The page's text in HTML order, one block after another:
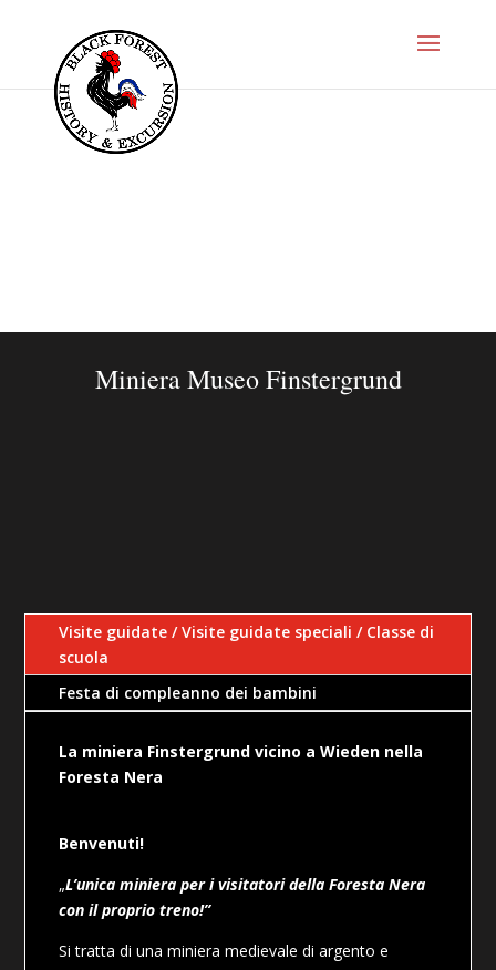
Visite guidate / Visite guidate speciali / Classe di
scuola
Festa di compleanno dei bambini
La miniera Finstergrund vicino a Wieden nella
Foresta Nera
Benvenuti!
„L’unica miniera per i visitatori della Foresta Nera
con il proprio treno!”
Si tratta di una miniera medievale di argento e